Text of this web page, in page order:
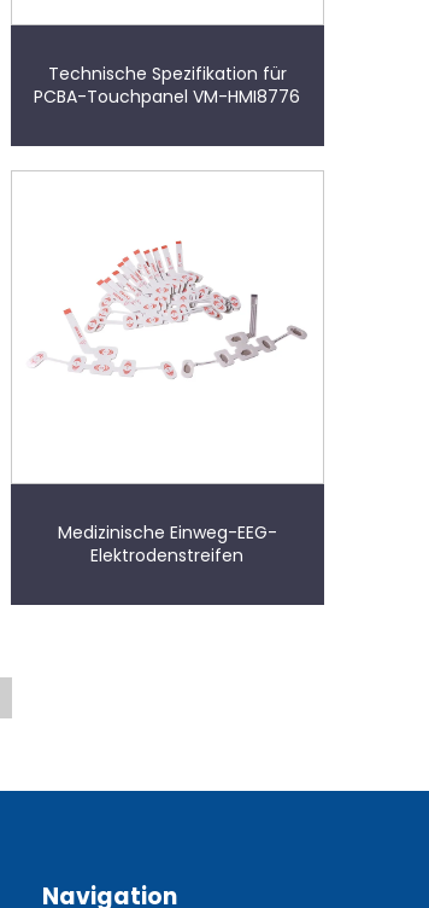
Technische Spezifikation für
PCBA-Touchpanel VM-HMI8776
Medizinische Einweg-EEG-
Elektrodenstreifen
Navigation